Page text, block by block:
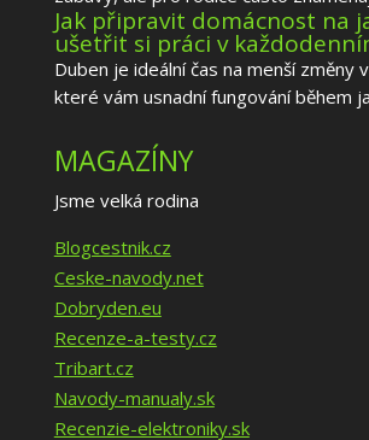
Jak připravit domácnost na
ušetřit si práci v
Duben je ideální čas na menší změny
které vám usnadní fungování během
MAGAZÍNY
Jsme velká rodina
Blogcestnik.cz
Ceske-navody.net
Dobryden.eu
Recenze-a-testy.cz
Tribart.cz
Navody-manualy.sk
Recenzie-elektroniky.sk